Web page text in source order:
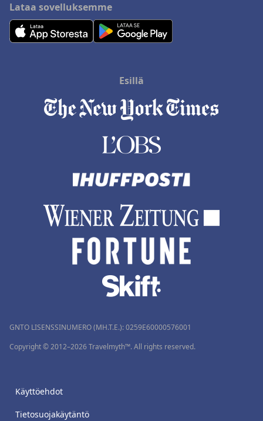
Lataa sovelluksemme
Esillä
GNTO LISENSSINUMERO (MH.T.E.): 0259Ε60000576001
Copyright © 2012–2026 Travelmyth™. All rights reserved.
Käyttöehdot
Tietosuojakäytäntö